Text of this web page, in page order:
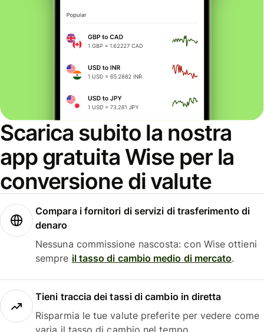
Scarica subito la nostra
app gratuita Wise per la
conversione di valute
Compara i fornitori di servizi di trasferimento di
denaro
Nessuna commissione nascosta: con Wise ottieni
sempre il tasso di cambio medio di mercato.
Tieni traccia dei tassi di cambio in diretta
Risparmia le tue valute preferite per vedere come